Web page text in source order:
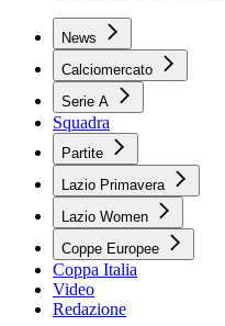
News
Calciomercato
Serie A
Squadra
Partite
Lazio Primavera
Lazio Women
Coppe Europee
Coppa Italia
Video
Redazione